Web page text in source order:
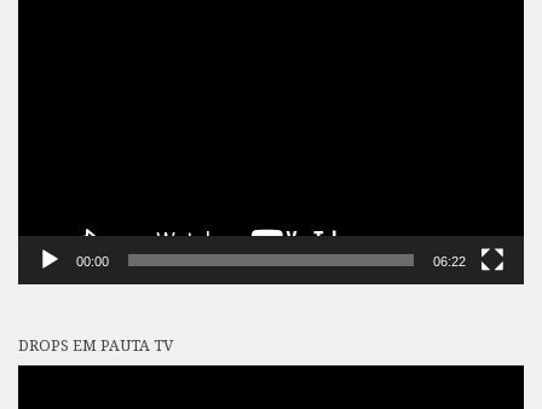
00:00 06:22
DROPS EM PAUTA TV